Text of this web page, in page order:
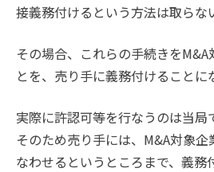
接義務付けるという方法は取らな
その場合、これらの手続きを
とを、売り手に義務付けることに
実際に許認可等を行なうのは当局
そのため売り手には、M&A対象
なわせるというところまで、義務